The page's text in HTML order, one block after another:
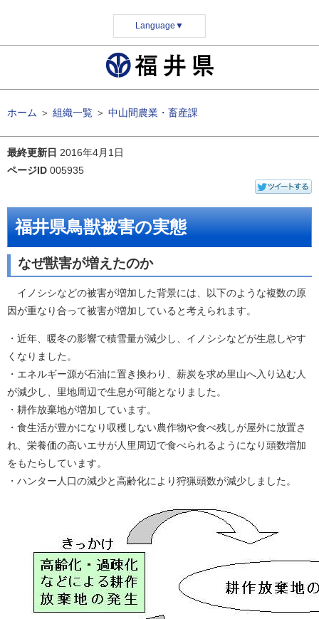
Language ▼
ホーム ＞ 組織一覧 ＞ 中山間農業・畜産課
最終更新日 2016年4月1日
ページID 005935
福井県鳥獣被害の実態
なぜ獣害が増えたのか
イノシシなどの被害が増加した背景には、以下のような複数の原
因が重なり合って被害が増加していると考えられます。
・近年、暖冬の影響で積雪量が減少し、イノシシなどが生息しやす
くなりました。
・エネルギー源が石油に置き換わり、薪炭を求め里山へ入り込む人
が減少し、里地周辺で生息が可能となりました。
・耕作放棄地が増加しています。
・食生活が豊かになり収穫しない農作物や食べ残しが屋外に放置さ
れ、栄養価の高いエサが人里周辺で食べられるようになり頭数増加
をもたらしています。
・ハンター人口の減少と高齢化により狩猟頭数が減少しました。